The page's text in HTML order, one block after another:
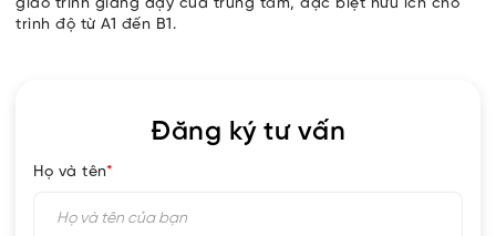
giáo trình giảng dạy của trung tâm, đặc biệt hữu ích cho
trình độ từ A1 đến B1.
Đăng ký tư vấn
Họ và tên*